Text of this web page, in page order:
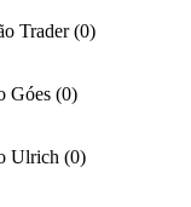
Trader(0)
Góes (0)
Ulrich (0)